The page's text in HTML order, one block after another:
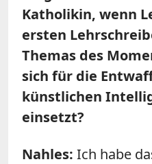
Katholikin, wenn
ersten
Themas des
sich für die
künstlichen
einsetzt?
Nahles: Ich habe